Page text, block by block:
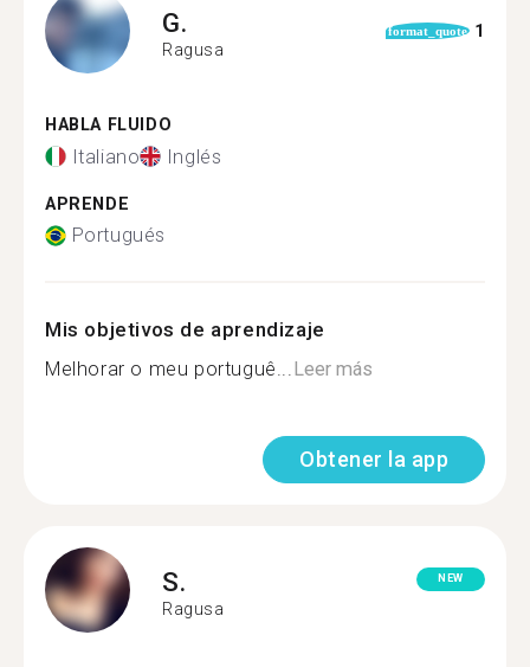
G.
Ragusa
format_quote 1
HABLA FLUIDO
Italiano Inglés
APRENDE
Portugués
Mis objetivos de aprendizaje
Melhorar o meu portuguê...Leer más
Obtener la app
S.
Ragusa
NEW